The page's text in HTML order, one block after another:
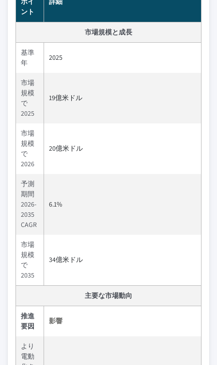
ント
市場規模と成長
基準
年
2025
市場
規模
で
2025
19億米ドル
市場
規模
で
2026
20億米ドル
予測
期間
2026-
2035
CAGR
6.1%
市場
規模
で
2035
34億米ドル
主要な市場動向
推進
要因
影響
より
電動